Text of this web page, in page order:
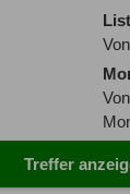
Treffer